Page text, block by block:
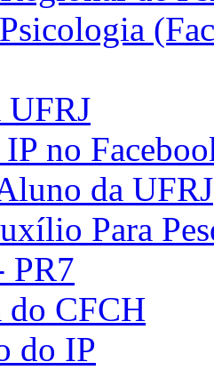
no
da UFRJ
Para
PR7
CFCH
do IP